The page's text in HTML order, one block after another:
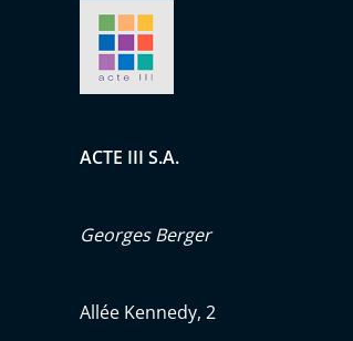
ACTE III S.A.
Georges Berger
Allée Kennedy, 2